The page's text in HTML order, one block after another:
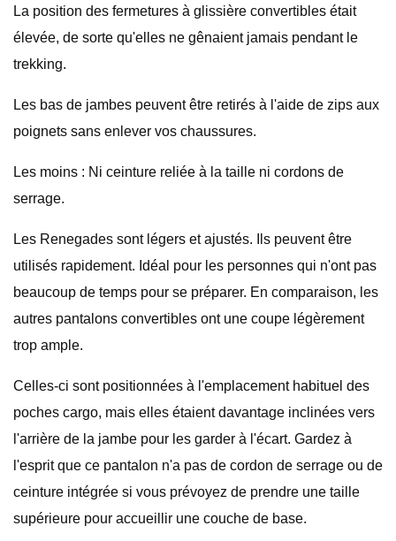
La position des fermetures à glissière convertibles était
élevée, de sorte qu'elles ne gênaient jamais pendant le
trekking.
Les bas de jambes peuvent être retirés à l'aide de zips aux
poignets sans enlever vos chaussures.
Les moins : Ni ceinture reliée à la taille ni cordons de
serrage.
Les Renegades sont légers et ajustés. Ils peuvent être
utilisés rapidement. Idéal pour les personnes qui n'ont pas
beaucoup de temps pour se préparer. En comparaison, les
autres pantalons convertibles ont une coupe légèrement
trop ample.
Celles-ci sont positionnées à l'emplacement habituel des
poches cargo, mais elles étaient davantage inclinées vers
l'arrière de la jambe pour les garder à l'écart. Gardez à
l'esprit que ce pantalon n'a pas de cordon de serrage ou de
ceinture intégrée si vous prévoyez de prendre une taille
supérieure pour accueillir une couche de base.